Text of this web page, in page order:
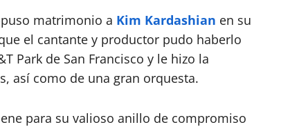
matrimonio a Kim Kardashian en su
el cantante y productor pudo haberlo
Park de San Francisco y le hizo la
así como de una gran orquesta.
para su valioso anillo de compromiso